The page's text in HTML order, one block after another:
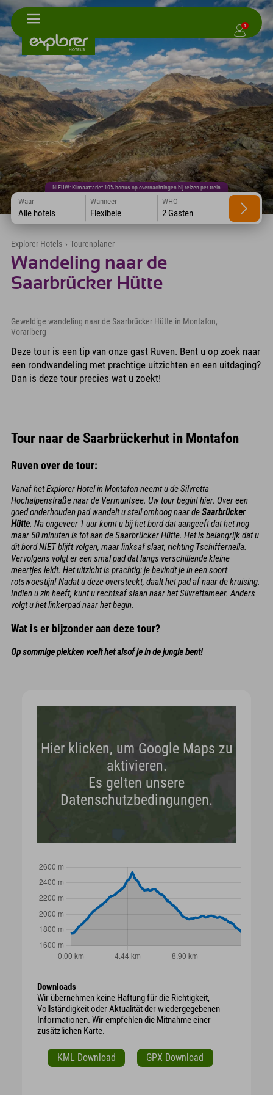
1
NIEUW: Klimaattarief 10% bonus op overnachtingen bij reizen per trein
Waar
Alle hotels
Wanneer
Flexibele
WHO
2 Gasten
Explorer Hotels › Tourenplaner
Wandeling naar de
Saarbrücker Hütte
Geweldige wandeling naar de Saarbrücker Hütte in Montafon,
Vorarlberg
Deze tour is een tip van onze gast Ruven. Bent u op zoek naar
een rondwandeling met prachtige uitzichten en een uitdaging?
Dan is deze tour precies wat u zoekt!
Tour naar de Saarbrückerhut in Montafon
Ruven over de tour:
Vanaf het Explorer Hotel in Montafon neemt u de Silvretta
Hochalpenstraße naar de Vermuntsee. Uw tour begint hier. Over een
goed onderhouden pad wandelt u steil omhoog naar deSaarbrücker
Hütte. Na ongeveer 1 uur komt u bij het bord dat aangeeft dat het nog
maar 50 minuten is tot aan de Saarbrücker Hütte. Het is belangrijk dat u
dit bord NIET blijft volgen, maar linksaf slaat, richting Tschiffernella.
Vervolgens volgt er een smal pad dat langs verschillende kleine
meertjes leidt. Het uitzicht is prachtig: je bevindt je in een soort
rotswoestijn! Nadat u deze oversteekt, daalt het pad af naar de kruising.
Indien u zin heeft, kunt u rechtsaf slaan naar het Silvrettameer. Anders
volgt u het linkerpad naar het begin.
Wat is er bijzonder aan deze tour?
Op sommige plekken voelt het alsof je in de jungle bent!
Hier klicken, um Google Maps zu
aktivieren.
Es gelten unsere
Datenschutzbedingungen.
Downloads
Wir übernehmen keine Haftung für die Richtigkeit,
Vollständigkeit oder Aktualität der wiedergegebenen
Informationen. Wir empfehlen die Mitnahme einer
zusätzlichen Karte.
KML Download GPX Download